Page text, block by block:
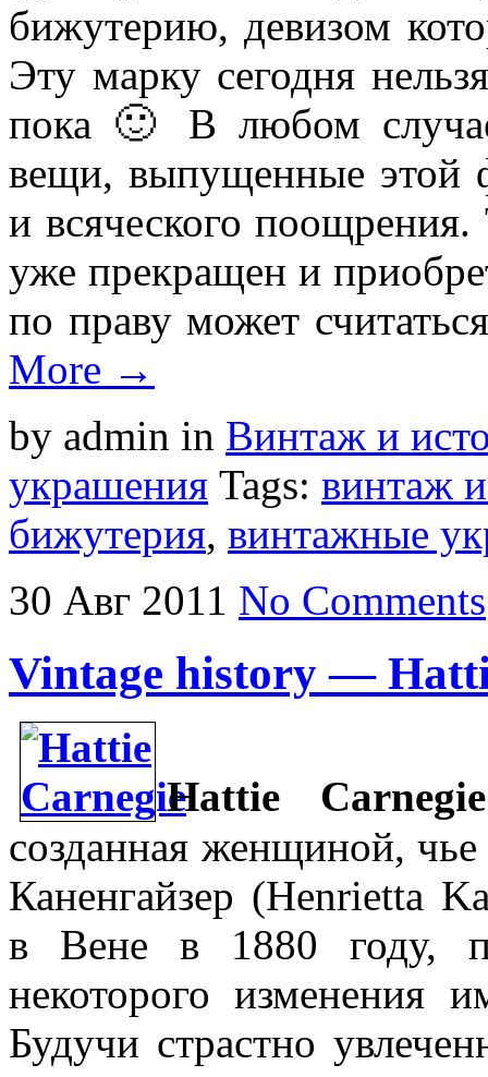
бижутерию, девизом
Эту марку сегодня
пока 🙂 В любом
вещи, выпущенные этой
и всяческого
уже прекращен и
по праву может
More →
by admin in Винтаж и
украшения Tags: винтаж
бижутерия, винтажные
30 Авг 2011 No Comments
Vintage history —
Hattie Carnegie
созданная женщиной,
Каненгайзер (Henrietta
в Вене в 1880 году,
некоторого изменения
Будучи страстно